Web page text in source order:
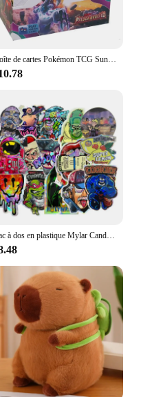
Boîte de cartes Pokémon TCG Sun & Moon Ultra Prism, boîte de rappel, jouets à collectionner, 36 pièces, 324 pièces
Sac à dos en plastique Mylar Candy GT, sacs à fermeture éclair, forme unique, odeur refermable africaine, 3.5g